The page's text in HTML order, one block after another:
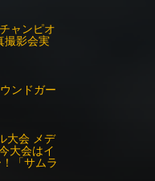
ャンピオ
撮影会実
ンドガー
大会 メデ
大会はイ
「サムラ